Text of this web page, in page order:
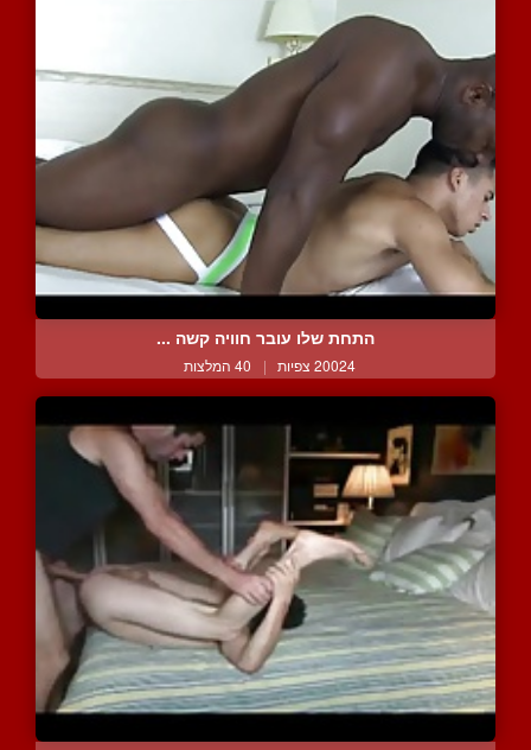
התחת שלו עובר חוויה קשה ...
20024 צפיות | 40 המלצות